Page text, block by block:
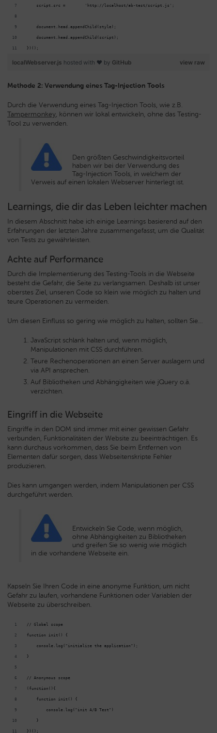
    script.src =        'http://localhost/ab-test/script.js';
    document.head.appendChild(style);
    document.head.appendChild(script);
})();
view raw
localWebserver.js hosted with ❤ by GitHub
Methode 2: Verwendung eines Tag-Injection Tools
Durch die Verwendung eines Tag-Injection Tools, wie z.B.
Tampermonkey, können wir lokal entwickeln, ohne das Testing-
Tool zu verwenden.
Den größten Geschwindigkeitsvorteil
haben wir bei der Verwendung des
Tag-Injection Tools, in welchem der
Verweis auf einen lokalen Webserver hinterlegt ist.
Learnings, die dir das Leben leichter machen
In diesem Abschnitt habe ich einige Learnings basierend auf den
Erfahrungen der letzten Jahre zusammengefasst, um die Qualität
von Tests zu gewährleisten.
Achte auf Performance
Durch die Implementierung des Testing-Tools in die Webseite
besteht die Gefahr, die Seite zu verlangsamen. Deshalb ist unser
oberstes Ziel, unseren Code so klein wie möglich zu halten und
teure Operationen zu vermeiden.
Um diesen Einfluss so gering wie möglich zu halten, sollten Sie…
JavaScript schlank halten und, wenn möglich,
Manipulationen mit CSS durchführen.
Teure Rechenoperationen an einen Server auslagern und
via API ansprechen.
Auf Bibliotheken und Abhängigkeiten wie jQuery o.ä.
verzichten.
Eingriff in die Webseite
Eingriffe in den DOM sind immer mit einer gewissen Gefahr
verbunden, Funktionalitäten der Website zu beeinträchtigen. Es
kann durchaus vorkommen, dass Sie beim Entfernen von
Elementen dafür sorgen, dass Webseitenskripte Fehler
produzieren.
Dies kann umgangen werden, indem Manipulationen per CSS
durchgeführt werden.
Entwickeln Sie Code, wenn möglich,
ohne Abhängigkeiten zu Bibliotheken
und greifen Sie so wenig wie möglich
in die vorhandene Webseite ein.
Kapseln Sie Ihren Code in eine anonyme Funktion, um nicht
Gefahr zu laufen, vorhandene Funktionen oder Variablen der
Webseite zu überschreiben.
// Global scope
function init() {
    console.log("initialize the application");
}
// Anonymous scope
(function(){
    function init() {
        console.log("init A/B Test")
    }
})();